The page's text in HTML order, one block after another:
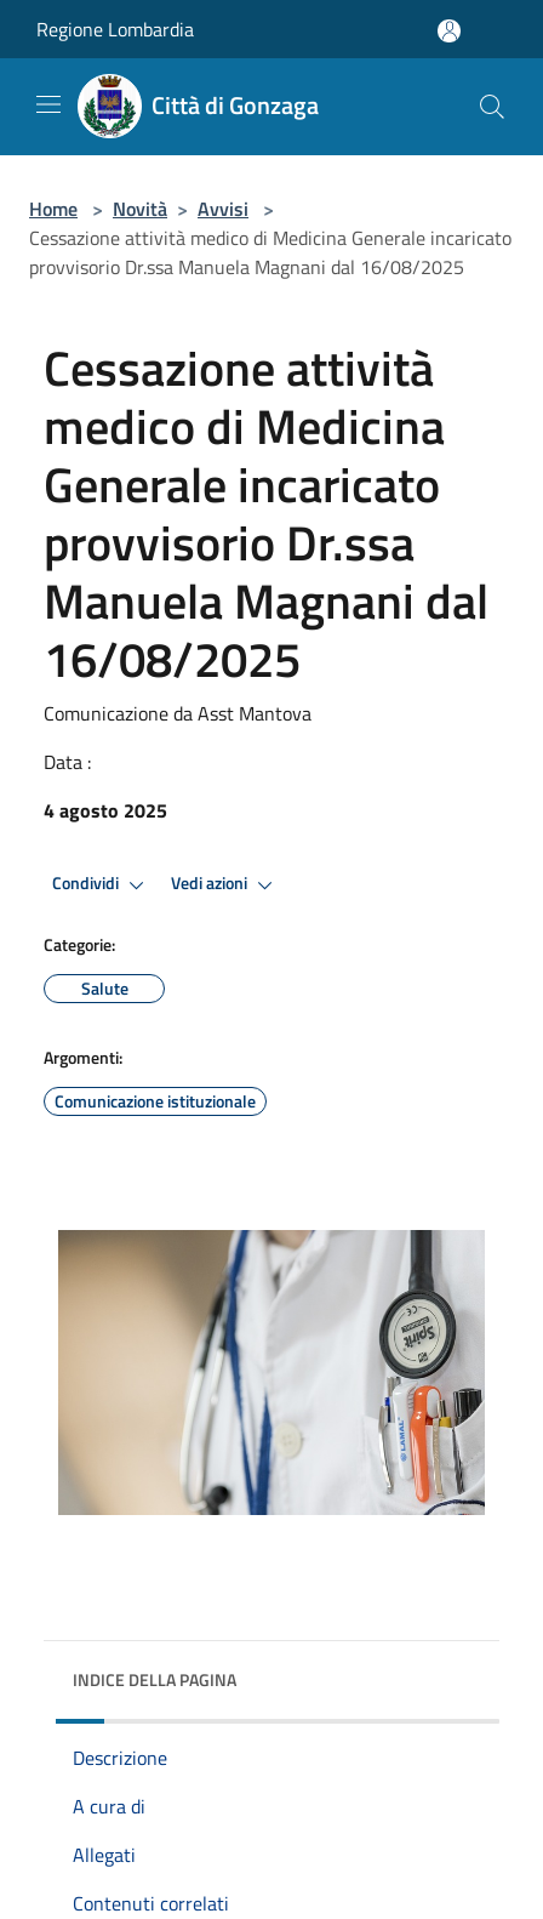
Regione Lombardia
Città di Gonzaga
Home > Novità > Avvisi >
Cessazione attività medico di Medicina Generale incaricato
provvisorio Dr.ssa Manuela Magnani dal 16/08/2025
Cessazione attività
medico di Medicina
Generale incaricato
provvisorio Dr.ssa
Manuela Magnani dal
16/08/2025
Comunicazione da Asst Mantova
Data :
4 agosto 2025
Condividi Vedi azioni
Categorie:
Salute
Argomenti:
Comunicazione istituzionale
INDICE DELLA PAGINA
Descrizione
A cura di
Allegati
Contenuti correlati